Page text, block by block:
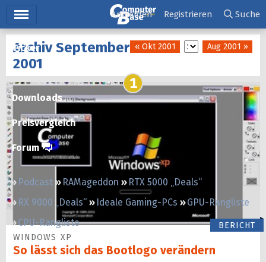
Ticker
Downloads
Preisvergleich
Forum
Podcast RAMageddon
RTX 5000 „Deals“
RX 9000 „Deals“
Ideale Gaming-PCs
GPU-Rangliste
CPU-Rangliste
Anmelden Registrieren Suche
Archiv September
2001
« Okt 2001 Aug 2001 »
1
BERICHT
WINDOWS XP
So lässt sich das Bootlogo verändern